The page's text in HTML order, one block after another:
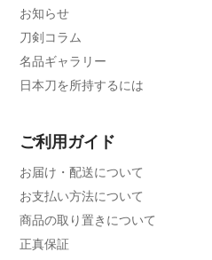
お知らせ
刀剣コラム
名品ギャラリー
日本刀を所持するには
ご利用ガイド
お届け・配送について
お支払い方法について
商品の取り置きについて
正真保証